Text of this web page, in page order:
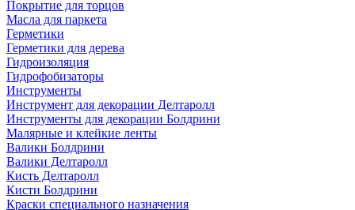
Покрытие для торцов
Масла для паркета
Герметики
Герметики для дерева
Гидроизоляция
Гидрофобизаторы
Инструменты
Инструмент для декорации Делтаролл
Инструменты для декорации Болдрини
Малярные и клейкие ленты
Валики Болдрини
Валики Делтаролл
Кисть Делтаролл
Кисти Болдрини
Краски специального назначения